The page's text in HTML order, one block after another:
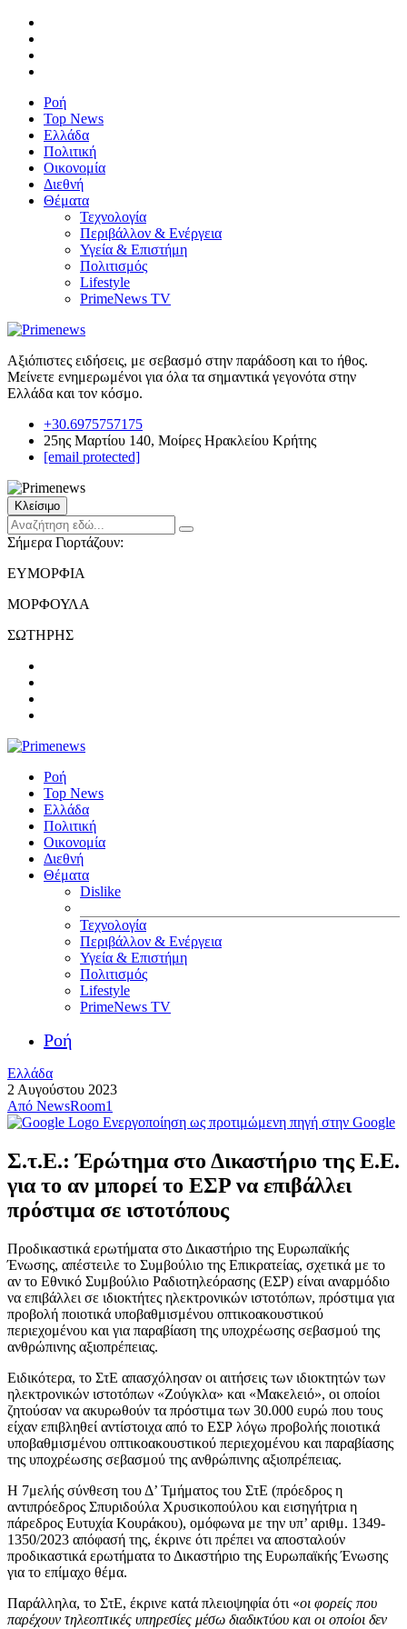
Ροή
Top News
Ελλάδα
Πολιτική
Οικονομία
Διεθνή
Θέματα
Τεχνολογία
Περιβάλλον & Ενέργεια
Υγεία & Επιστήμη
Πολιτισμός
Lifestyle
PrimeNews TV
Αξιόπιστες ειδήσεις, με σεβασμό στην παράδοση και το ήθος.
Μείνετε ενημερωμένοι για όλα τα σημαντικά γεγονότα στην
Ελλάδα και τον κόσμο.
+30.6975757175
25ης Μαρτίου 140, Μοίρες Ηρακλείου Κρήτης
[email protected]
Κλείσιμο
Σήμερα Γιορτάζουν:
ΕΥΜΟΡΦΙΑ
ΜΟΡΦΟΥΛΑ
ΣΩΤΗΡΗΣ
Ροή
Top News
Ελλάδα
Πολιτική
Οικονομία
Διεθνή
Θέματα
Dislike
Τεχνολογία
Περιβάλλον & Ενέργεια
Υγεία & Επιστήμη
Πολιτισμός
Lifestyle
PrimeNews TV
Ροή
Ελλάδα
2 Αυγούστου 2023
Από NewsRoom1
Ενεργοποίηση ως προτιμώμενη πηγή στην Google
Σ.τ.Ε.: Έρώτημα στο Δικαστήριο της Ε.Ε.
για το αν μπορεί το ΕΣΡ να επιβάλλει
πρόστιμα σε ιστοτόπους
Προδικαστικά ερωτήματα στο Δικαστήριο της Ευρωπαϊκής
Ένωσης, απέστειλε το Συμβούλιο της Επικρατείας, σχετικά με το
αν το Εθνικό Συμβούλιο Ραδιοτηλεόρασης (ΕΣΡ) είναι αναρμόδιο
να επιβάλλει σε ιδιοκτήτες ηλεκτρονικών ιστοτόπων, πρόστιμα για
προβολή ποιοτικά υποβαθμισμένου οπτικοακουστικού
περιεχομένου και για παραβίαση της υποχρέωσης σεβασμού της
ανθρώπινης αξιοπρέπειας.
Ειδικότερα, το ΣτΕ απασχόλησαν οι αιτήσεις των ιδιοκτητών των
ηλεκτρονικών ιστοτόπων «Ζούγκλα» και «Μακελειό», οι οποίοι
ζητούσαν να ακυρωθούν τα πρόστιμα των 30.000 ευρώ που τους
είχαν επιβληθεί αντίστοιχα από το ΕΣΡ λόγω προβολής ποιοτικά
υποβαθμισμένου οπτικοακουστικού περιεχομένου και παραβίασης
της υποχρέωσης σεβασμού της ανθρώπινης αξιοπρέπειας.
Η 7μελής σύνθεση του Δ’ Τμήματος του ΣτΕ (πρόεδρος η
αντιπρόεδρος Σπυριδούλα Χρυσικοπούλου και εισηγήτρια η
πάρεδρος Ευτυχία Κουράκου), ομόφωνα με την υπ’ αριθμ. 1349-
1350/2023 απόφασή της, έκρινε ότι πρέπει να αποσταλούν
προδικαστικά ερωτήματα το Δικαστήριο της Ευρωπαϊκής Ένωσης
για το επίμαχο θέμα.
Παράλληλα, το ΣτΕ, έκρινε κατά πλειοψηφία ότι «οι φορείς που
παρέχουν τηλεοπτικές υπηρεσίες μέσω διαδικτύου και οι οποίοι δεν